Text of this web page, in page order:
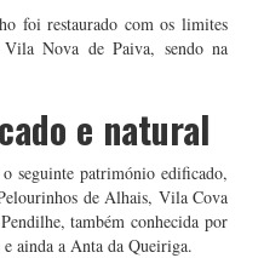
foi restaurado com os limites
Vila Nova de Paiva, sendo na
e natural
seguinte património edificado,
de Alhais, Vila Cova
também conhecida por
ainda a Anta da Queiriga.